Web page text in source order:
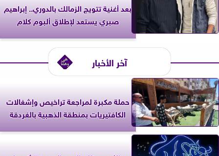
بعد أغنية تتويج الزمالك بالدوري.. إبراهيم
صبري يستعد لإطلاق ألبوم كلام
آخر الأخبار
حملة مكبرة لمراجعة تراخيص وإشغالات
الكافتيريات بمنطقة الذهبية بالغردقة